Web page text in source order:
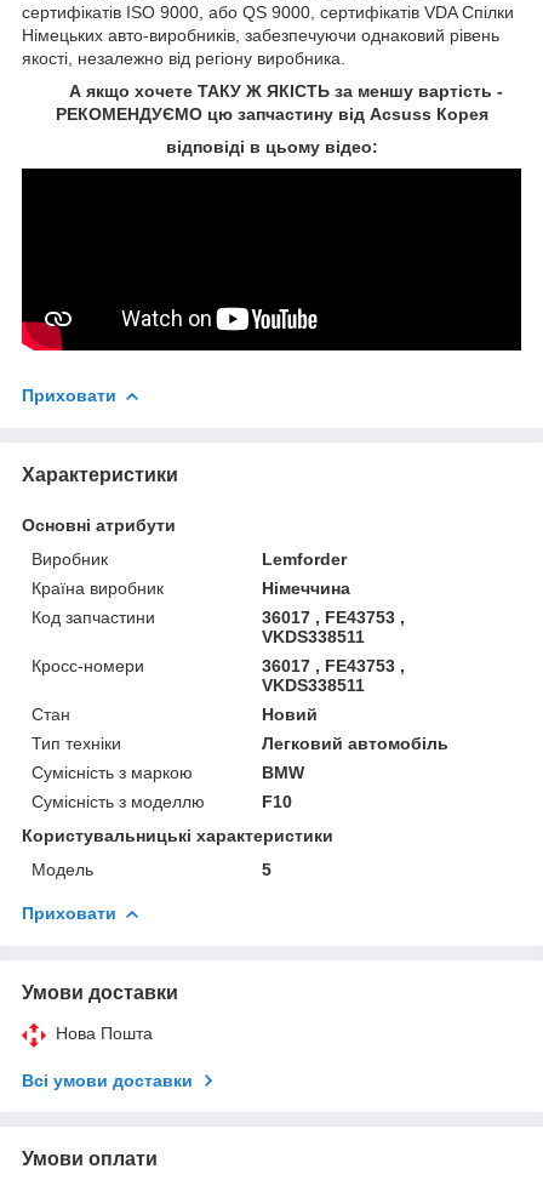
сертифікатів ISO 9000, або QS 9000, сертифікатів VDA Спілки
Німецьких авто-виробників, забезпечуючи однаковий рівень
якості, незалежно від регіону виробника.
А якщо хочете ТАКУ Ж ЯКІСТЬ за меншу вартість -
РЕКОМЕНДУЄМО цю запчастину від Acsuss Корея
відповіді в цьому відео:
Приховати
Характеристики
Основні атрибути
Виробник
Lemforder
Країна виробник
Німеччина
Код запчастини
36017 , FE43753 ,
VKDS338511
Кросс-номери
36017 , FE43753 ,
VKDS338511
Стан
Новий
Тип техніки
Легковий автомобіль
Сумісність з маркою
BMW
Сумісність з моделлю
F10
Користувальницькі характеристики
Мoдель
5
Приховати
Умови доставки
Нова Пошта
Всі умови доставки
Умови оплати